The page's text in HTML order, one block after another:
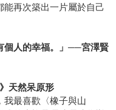
再次築出一片屬於自己
個人的幸福。」──宮澤賢
天然呆原形
我最喜歡〈橡子與山